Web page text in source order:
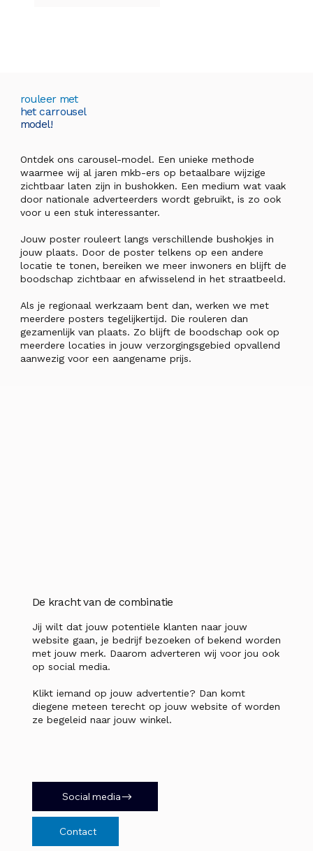
rouleer met
het carrousel
model!
Ontdek ons carousel-model. Een unieke methode
waarmee wij al jaren mkb-ers op betaalbare wijzige
zichtbaar laten zijn in bushokken. Een medium wat vaak
door nationale adverteerders wordt gebruikt, is zo ook
voor u een stuk interessanter.
Jouw poster rouleert langs verschillende bushokjes in
jouw plaats. Door de poster telkens op een andere
locatie te tonen, bereiken we meer inwoners en blijft de
boodschap zichtbaar en afwisselend in het straatbeeld.
Als je regionaal werkzaam bent dan, werken we met
meerdere posters tegelijkertijd. Die rouleren dan
gezamenlijk van plaats. Zo blijft de boodschap ook op
meerdere locaties in jouw verzorgingsgebied opvallend
aanwezig voor een aangename prijs.
De kracht van de combinatie
Jij wilt dat jouw potentiële klanten naar jouw
website gaan, je bedrijf bezoeken of bekend worden
met jouw merk. Daarom adverteren wij voor jou ook
op social media.
Klikt iemand op jouw advertentie? Dan komt
diegene meteen terecht op jouw website of worden
ze begeleid naar jouw winkel.
Social media
Contact